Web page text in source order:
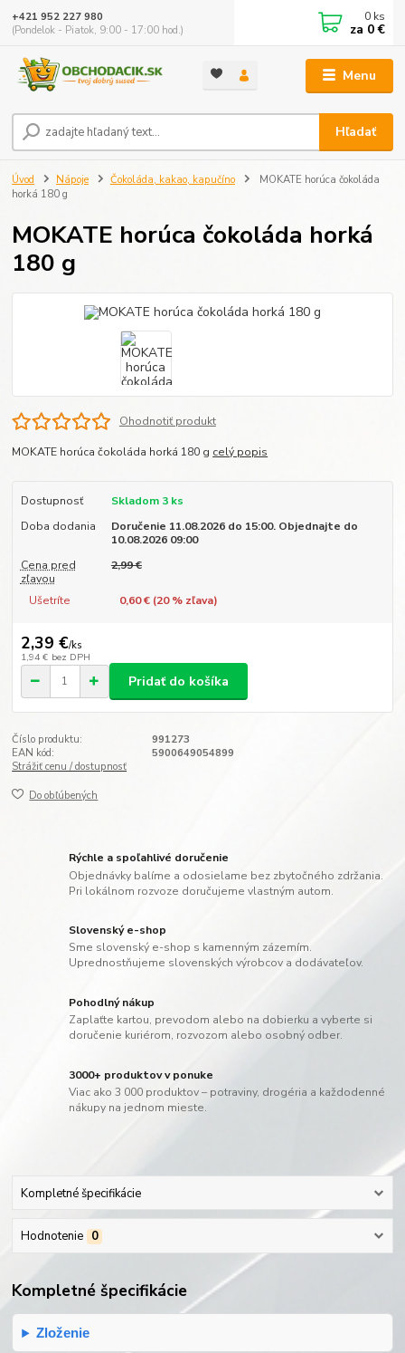
Menu
Hľadať
+421 952 227 980
(Pondelok - Piatok, 9:00 - 17:00 hod.)
0 ks
za 0 €
Úvod Nápoje Čokoláda, kakao, kapučíno
MOKATE horúca čokoláda
horká 180 g
MOKATE horúca čokoláda horká
180 g
Ohodnotiť produkt
MOKATE horúca čokoláda horká 180 g celý popis
Dostupnosť
Skladom 3 ks
Doba dodania
Doručenie 11.08.2026 do 15:00. Objednajte do
10.08.2026 09:00
Cena pred
zľavou
2,99 €
Ušetríte 0,60 € (20% zľava)
2,39 €/ks
1,94 € bez DPH
Pridať do košíka
Číslo produktu:
991273
EAN kód:
5900649054899
Strážiť cenu / dostupnosť
Do obľúbených
Rýchle a spoľahlivé doručenie
Objednávky balíme a odosielame bez zbytočného zdržania.
Pri lokálnom rozvoze doručujeme vlastným autom.
Slovenský e-shop
Sme slovenský e-shop s kamenným zázemím.
Uprednostňujeme slovenských výrobcov a dodávateľov.
Pohodlný nákup
Zaplaťte kartou, prevodom alebo na dobierku a vyberte si
doručenie kuriérom, rozvozom alebo osobný odber.
3000+ produktov v ponuke
Viac ako 3 000 produktov – potraviny, drogéria a každodenné
nákupy na jednom mieste.
Kompletné špecifikácie
Hodnotenie 0
Kompletné špecifikácie
Zloženie